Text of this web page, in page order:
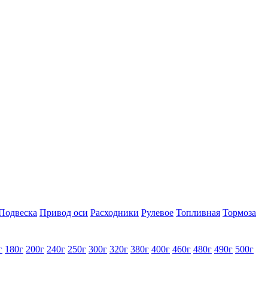
Привод оси Расходники Рулевое Топливная Тормоза
180г 200г 240г 250г 300г 320г 380г 400г 460г 480г 490г 500г